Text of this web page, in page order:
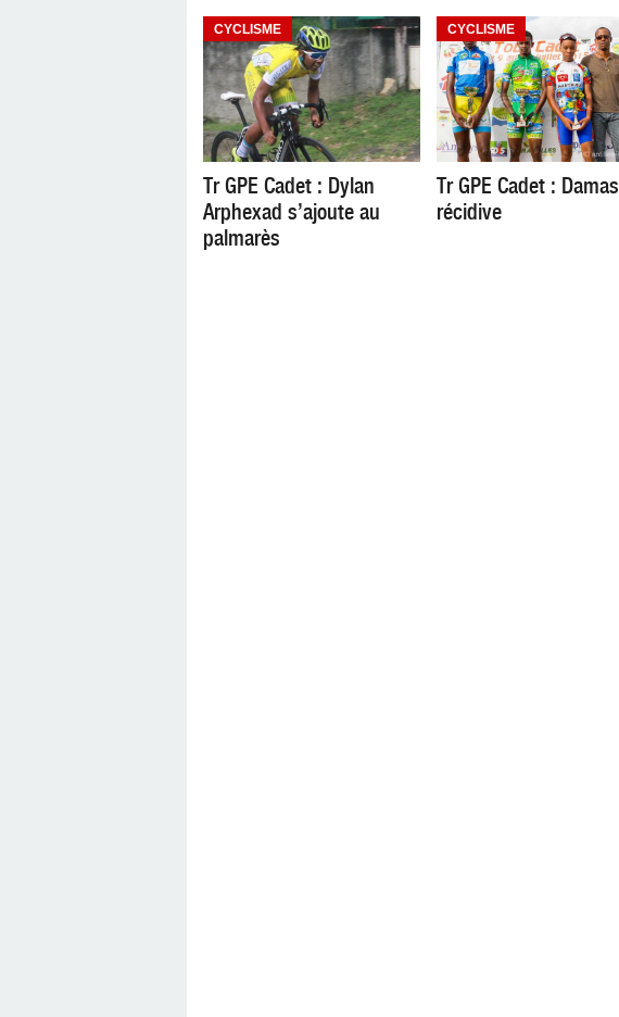
CYCLISME
Tr GPE Cadet : Dylan
Arphexad s’ajoute au
palmarès
CYCLISME
Tr GPE Cadet : Damas
récidive